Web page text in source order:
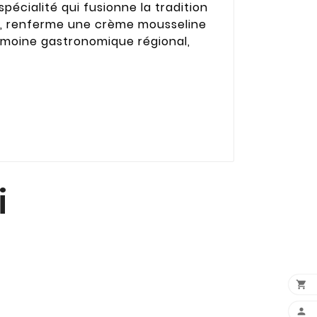
qui fusionne la tradition
renferme une crème mousseline
gastronomique régional,

